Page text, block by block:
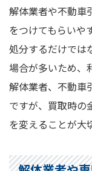
解体業者や不動車
をつけてもらいや
処分するだけでは
場合が多いため、
解体業者、不動車
ですが、買取時の
を変えることが大